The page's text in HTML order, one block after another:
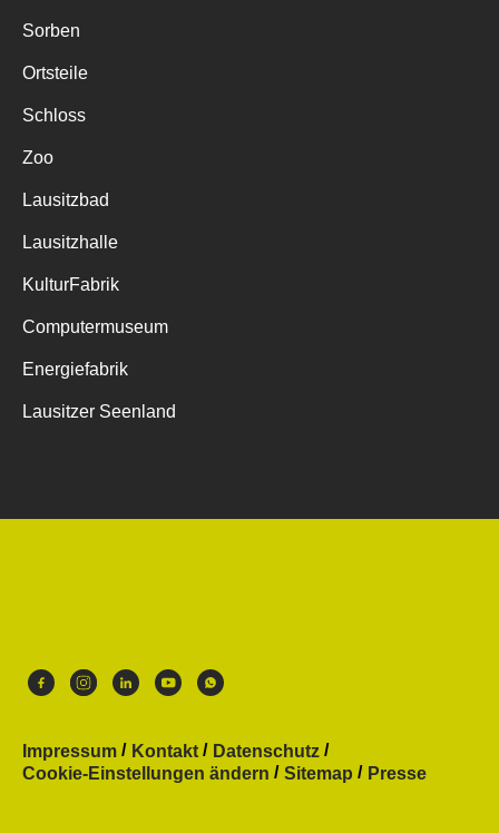
Sorben
Ortsteile
Schloss
Zoo
Lausitzbad
Lausitzhalle
KulturFabrik
Computermuseum
Energiefabrik
Lausitzer Seenland
Impressum Kontakt
Datenschutz
Cookie-Einstellungen ändern
Sitemap Presse